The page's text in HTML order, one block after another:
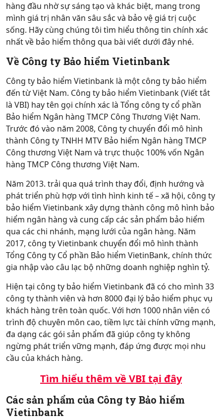
hàng đầu nhờ sự sáng tạo và khác biệt, mang trong
mình giá trị nhân văn sâu sắc và bảo vệ giá trị cuộc
sống. Hãy cùng chúng tôi tìm hiểu thông tin chính xác
nhất về bảo hiểm thông qua bài viết dưới đây nhé.
Về Công ty Bảo hiểm Vietinbank
Công ty bảo hiểm Vietinbank là một công ty bảo hiểm
đến từ Việt Nam. Công ty bảo hiểm Vietinbank (Viết tắt
là VBI) hay tên gọi chính xác là Tổng công ty cổ phần
Bảo hiểm Ngân hàng TMCP Công Thương Việt Nam.
Trước đó vào năm 2008, Công ty chuyển đổi mô hình
thành Công ty TNHH MTV Bảo hiểm Ngân hàng TMCP
Công thương Việt Nam và trực thuộc 100% vốn Ngân
hàng TMCP Công thương Việt Nam.
Năm 2013. trải qua quá trình thay đổi, định hướng và
phát triển phù hợp với tình hình kinh tế – xã hội, công ty
bảo hiểm Vietinbank xây dựng thành công mô hình bảo
hiểm ngân hàng và cung cấp các sản phẩm bảo hiểm
qua các chi nhánh, mạng lưới của ngân hàng. Năm
2017, công ty Vietinbank chuyển đổi mô hình thành
Tổng Công ty Cổ phần Bảo hiểm VietinBank, chính thức
gia nhập vào câu lạc bộ những doanh nghiệp nghìn tỷ.
Hiện tại công ty bảo hiểm Vietinbank đã có cho mình 33
công ty thành viên và hơn 8000 đại lý bảo hiểm phục vụ
khách hàng trên toàn quốc. Với hơn 1000 nhân viên có
trình độ chuyên môn cao, tiềm lực tài chính vững mạnh,
đa dạng các gói sản phẩm đã giúp công ty không
ngừng phát triển vững mạnh, đáp ứng được mọi nhu
cầu của khách hàng.
Tìm hiểu thêm về VBI tại đây
Các sản phẩm của Công ty Bảo hiểm
Vietinbank